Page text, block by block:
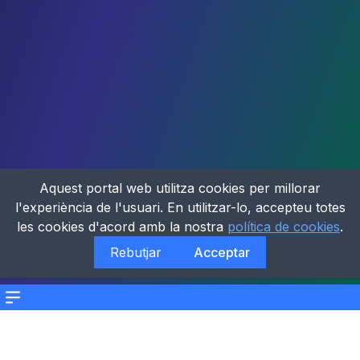
Menu
Aquest portal web utilitza cookies per millorar
l'experiència de l'usuari. En utilitzar-lo, accepteu totes
les cookies d'acord amb la nostra política de cookies.
Rebutjar
Acceptar